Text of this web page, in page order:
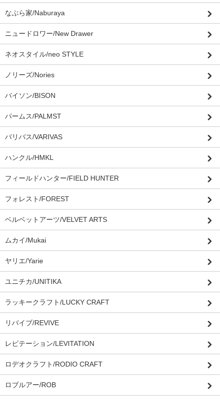
なぶら家/Naburaya
ニュードロワー/New Drawer
ネオスタイル/neo STYLE
ノリーズ/Nories
バイソン/BISON
パームス/PALMST
バリバス/VARIVAS
ハンクル/HMKL
フィールドハンター/FIELD HUNTER
フォレスト/FOREST
ベルベットアーツ/VELVET ARTS
ムカイ/Mukai
ヤリエ/Yarie
ユニチカ/UNITIKA
ラッキークラフト/LUCKY CRAFT
リバイブ/REVIVE
レビテーション/LEVITATION
ロデオクラフト/RODIO CRAFT
ロブルアー/ROB